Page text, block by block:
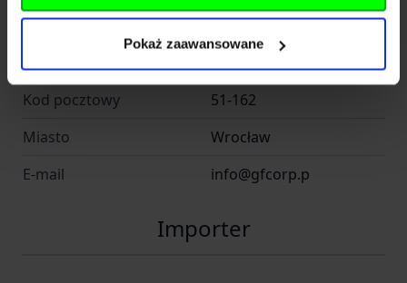
Pokaż zaawansowane
Kraj
Polska
Adres
Kod pocztowy
51-162
Miasto
Wrocław
E-mail
info@gfcorp.p
Importer